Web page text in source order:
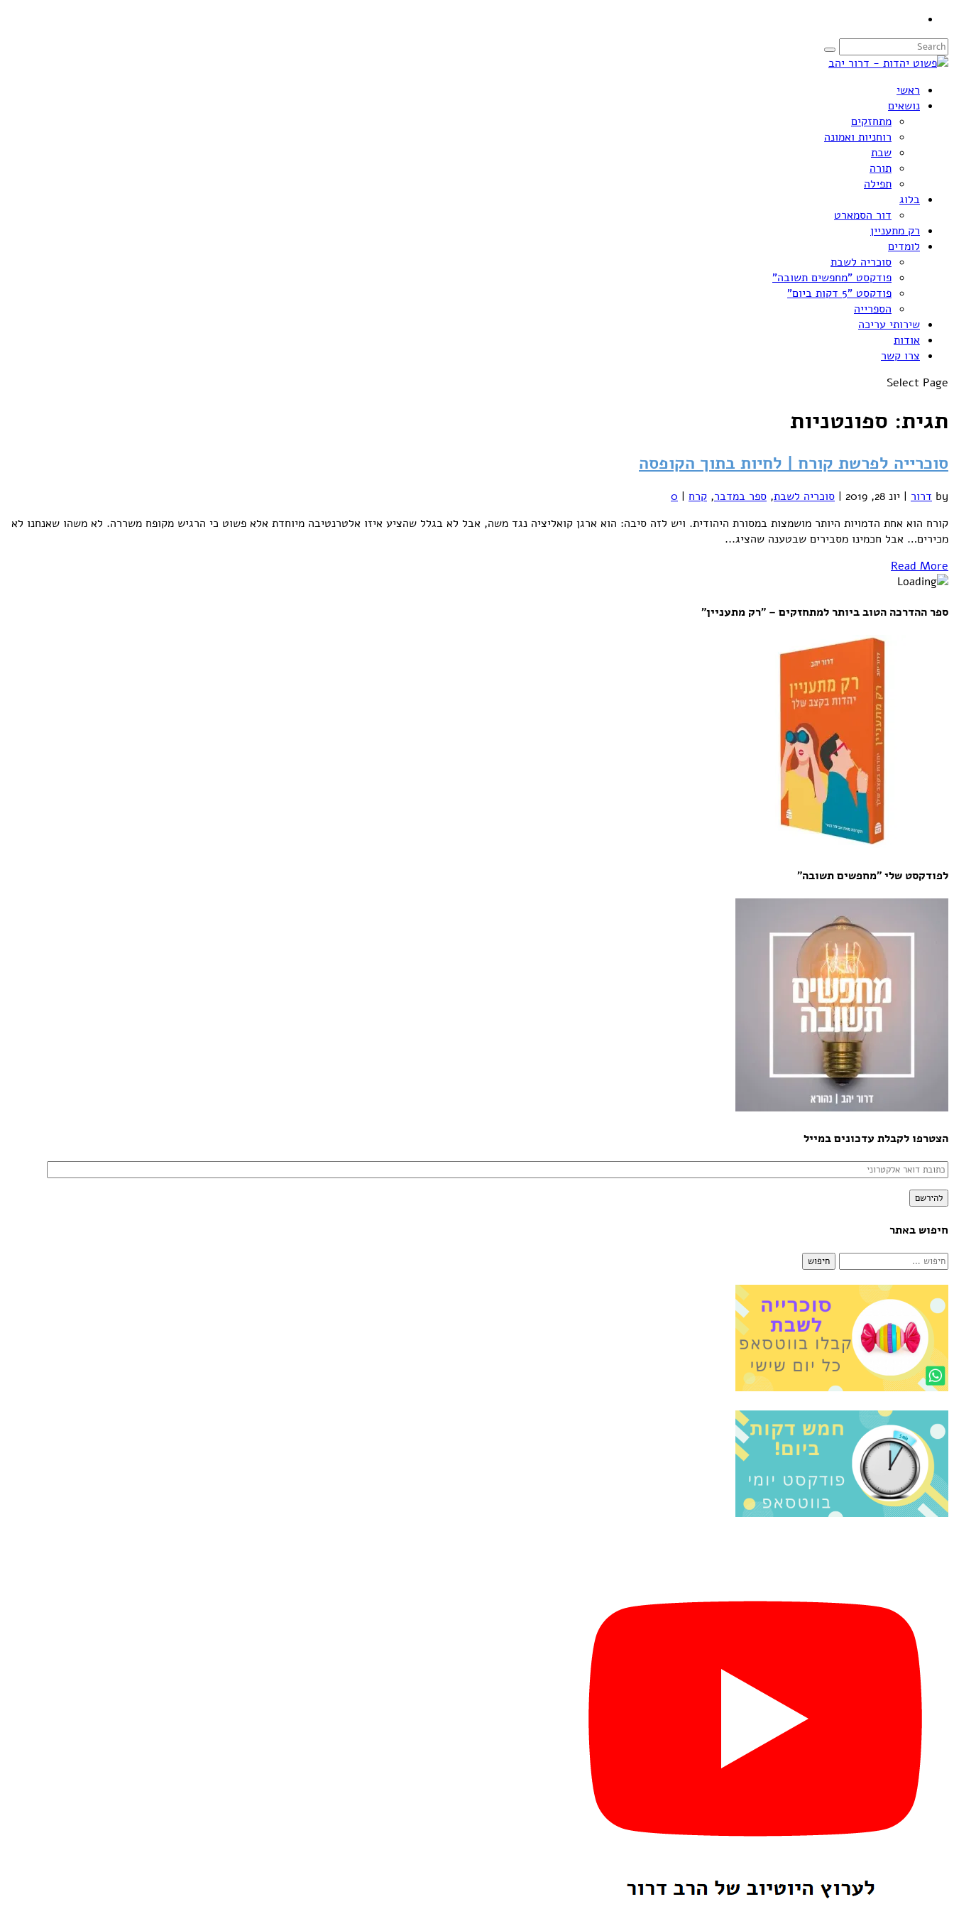
ראשי
נושאים
מתחזקים
רוחניות ואמונה
שבת
תורה
תפילה
בלוג
דור הסמארט
רק מתעניין
לומדים
סוכריה לשבת
פודקסט "מחפשים תשובה"
פודקסט "5 דקות ביום"
הספרייה
שירותי עריכה
אודות
צרו קשר
Select Page
תגית: ספונטניות
סוכרייה לפרשת קורח | לחיות בתוך הקופסה
by דרור | יונ 28, 2019 | סוכריה לשבת, ספר במדבר, קרח |
0
קורח הוא אחת הדמויות היותר מושמצות במסורת היהודית. ויש לזה סיבה: הוא ארגן קואליציה נגד משה, אבל לא בגלל שהציע איזו אלטרנטיבה מיוחדת אלא פשוט כי הרגיש מקופח משררה. לא משהו שאנחנו לא
מכירים… אבל חכמינו מסבירים שבטענה שהציג...
Read More
ספר ההדרכה הטוב ביותר למתחזקים – "רק מתעניין"
לפודקסט שלי "מחפשים תשובה"
הצטרפו לקבלת עדכונים במייל
כתובת
אלקטרוני
להירשם
חיפוש באתר
חיפוש: